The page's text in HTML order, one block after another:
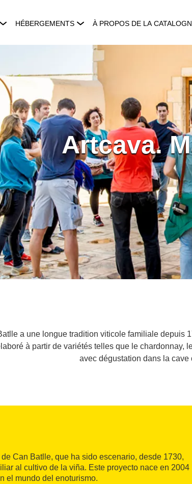
HÉBERGEMENTS À PROPOS DE LA
Artcava.
a une longue tradition viticole familiale
à partir de variétés telles que le
avec dégustation dans la
Can Batlle, que ha sido escenario, desde 1730,
al cultivo de la viña. Este proyecto nace en 2004
el mundo del enoturismo.